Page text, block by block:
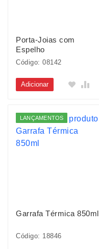
Porta-Joias com
Espelho
Código: 08142
Adicionar
LANÇAMENTOS
Garrafa Térmica 850ml
Código: 18846